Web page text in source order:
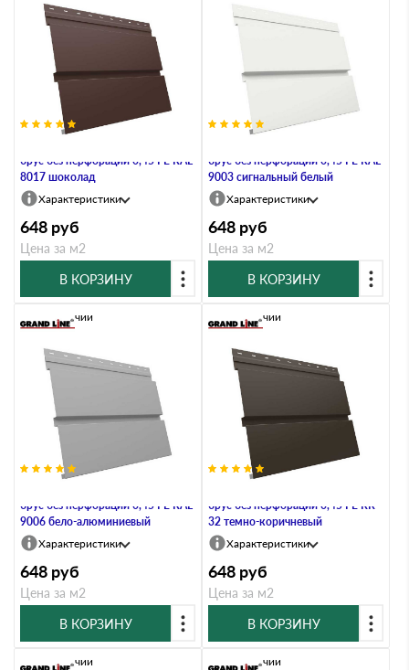
брус без перфорации 0,45 PE RAL
8017 шоколад
Характеристики
648 руб
Цена за м2
В КОРЗИНУ
брус без перфорации 0,45 PE RAL
9003 сигнальный белый
Характеристики
648 руб
Цена за м2
В КОРЗИНУ
брус без перфорации 0,45 PE RAL
9006 бело-алюминиевый
В наличии
Характеристики
648 руб
Цена за м2
В КОРЗИНУ
брус без перфорации 0,45 PE RR
32 темно-коричневый
В наличии
Характеристики
648 руб
Цена за м2
В КОРЗИНУ
В наличии В наличии